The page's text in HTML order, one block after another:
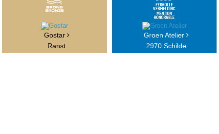
Gostar
Ranst
Groen Atelier
2970 Schilde